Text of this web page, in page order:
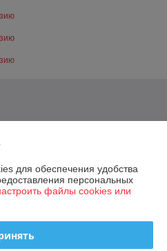
для обеспечения удобства
персональных
файлы cookies или